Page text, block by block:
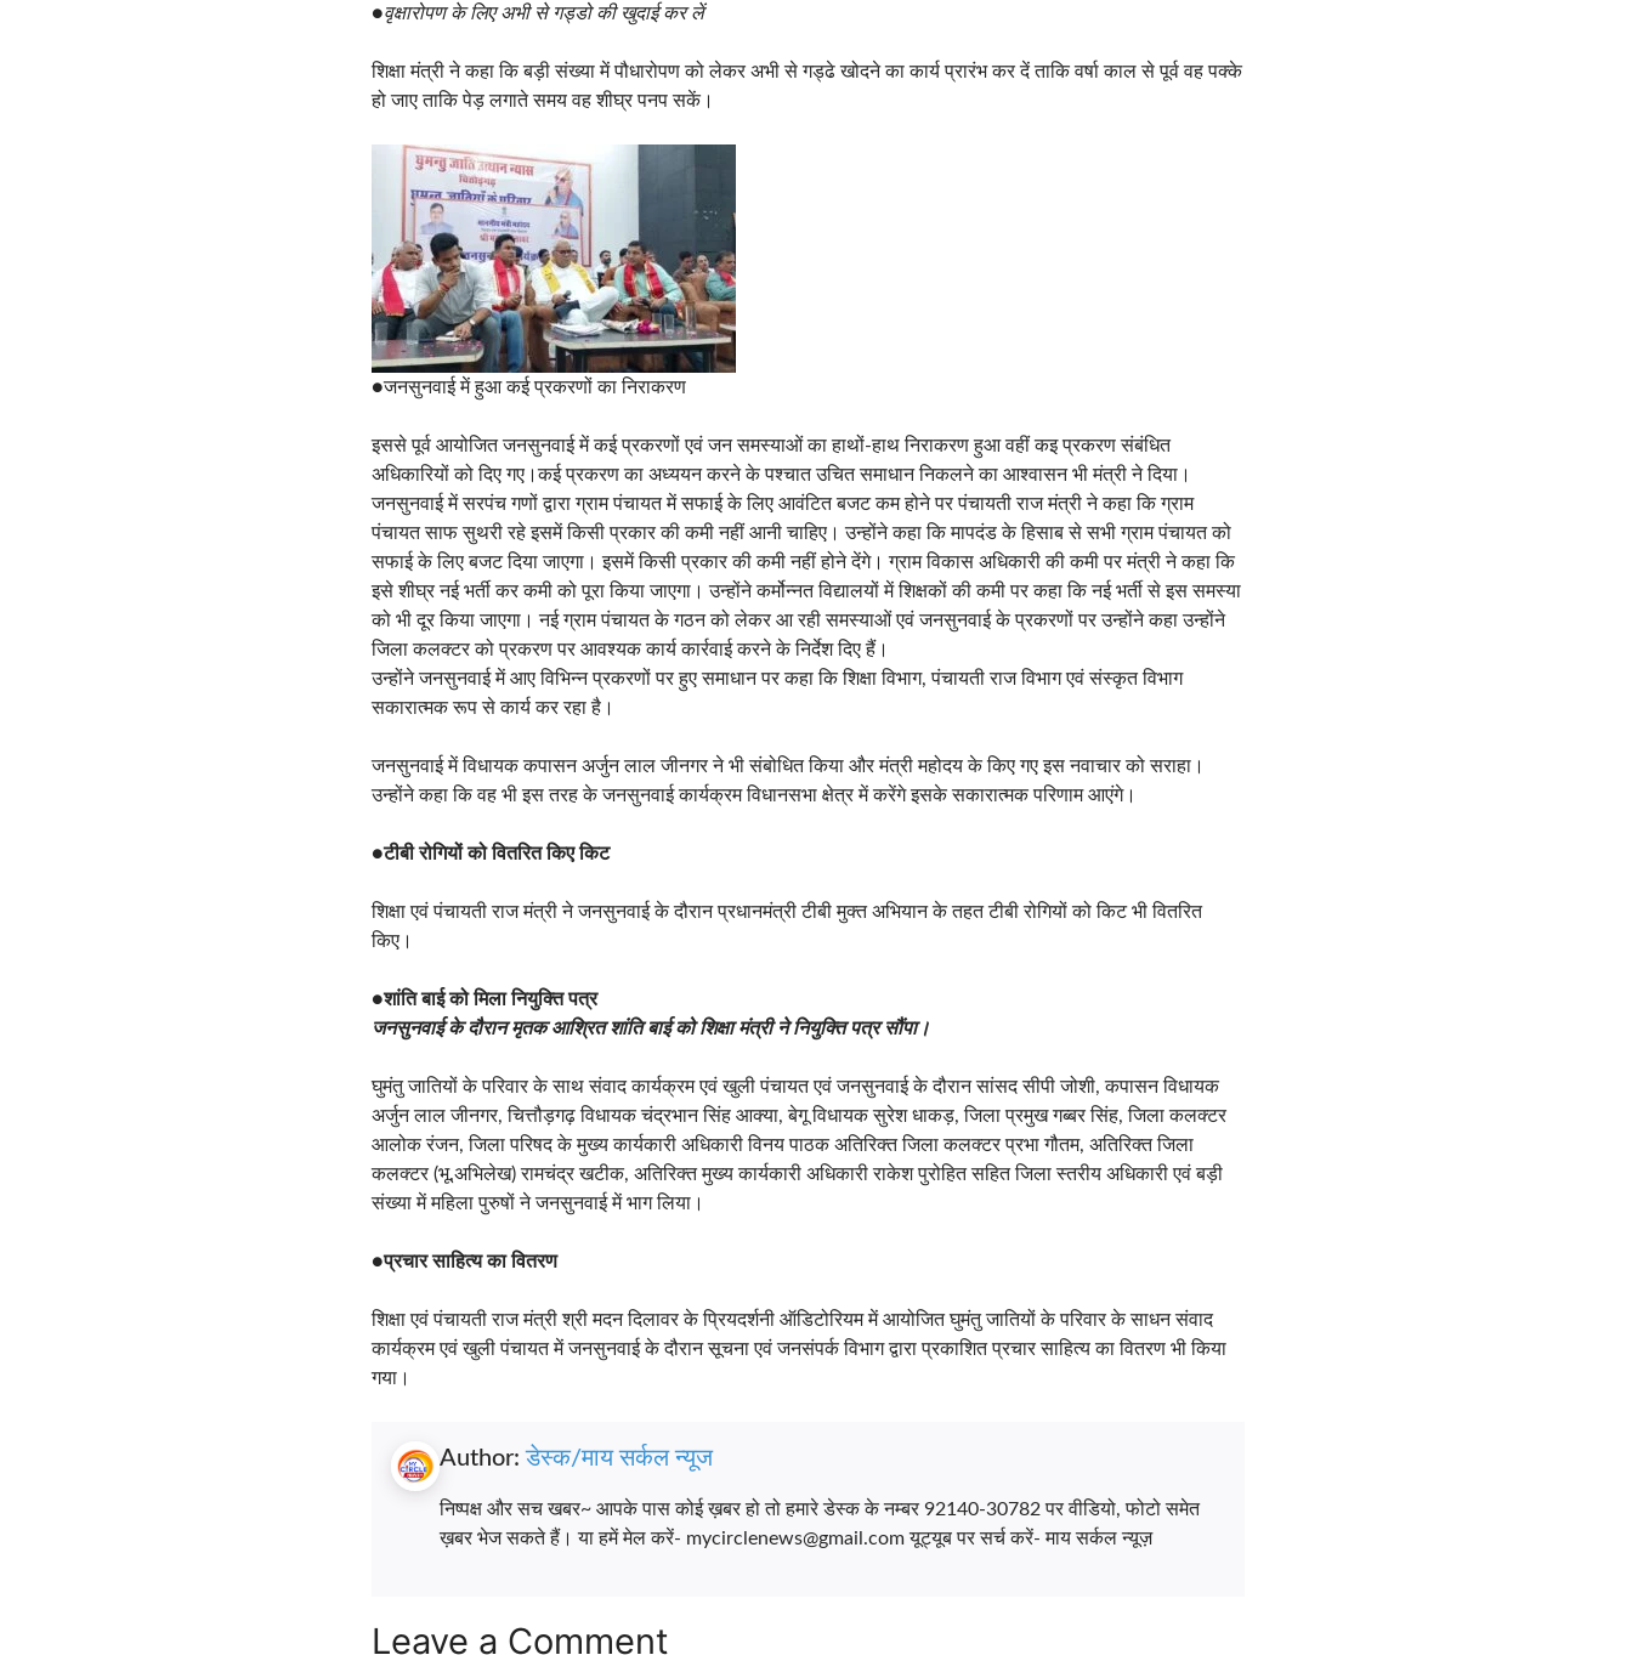
●वृक्षारोपण के लिए अभी से गड्डो की खुदाई कर लें
शिक्षा मंत्री ने कहा कि बड़ी संख्या में पौधारोपण को लेकर अभी से गड्ढे खोदने का कार्य प्रारंभ कर दें ताकि वर्षा काल से पूर्व वह पक्के
हो जाए ताकि पेड़ लगाते समय वह शीघ्र पनप सकें।
●जनसुनवाई में हुआ कई प्रकरणों का निराकरण
इससे पूर्व आयोजित जनसुनवाई में कई प्रकरणों एवं जन समस्याओं का हाथों-हाथ निराकरण हुआ वहीं कइ प्रकरण संबंधित
अधिकारियों को दिए गए।कई प्रकरण का अध्ययन करने के पश्चात उचित समाधान निकलने का आश्वासन भी मंत्री ने दिया।
जनसुनवाई में सरपंच गणों द्वारा ग्राम पंचायत में सफाई के लिए आवंटित बजट कम होने पर पंचायती राज मंत्री ने कहा कि ग्राम
पंचायत साफ सुथरी रहे इसमें किसी प्रकार की कमी नहीं आनी चाहिए। उन्होंने कहा कि मापदंड के हिसाब से सभी ग्राम पंचायत को
सफाई के लिए बजट दिया जाएगा। इसमें किसी प्रकार की कमी नहीं होने देंगे। ग्राम विकास अधिकारी की कमी पर मंत्री ने कहा कि
इसे शीघ्र नई भर्ती कर कमी को पूरा किया जाएगा। उन्होंने कर्मोन्नत विद्यालयों में शिक्षकों की कमी पर कहा कि नई भर्ती से इस समस्या
को भी दूर किया जाएगा। नई ग्राम पंचायत के गठन को लेकर आ रही समस्याओं एवं जनसुनवाई के प्रकरणों पर उन्होंने कहा उन्होंने
जिला कलक्टर को प्रकरण पर आवश्यक कार्य कार्रवाई करने के निर्देश दिए हैं।
उन्होंने जनसुनवाई में आए विभिन्न प्रकरणों पर हुए समाधान पर कहा कि शिक्षा विभाग, पंचायती राज विभाग एवं संस्कृत विभाग
सकारात्मक रूप से कार्य कर रहा है।
जनसुनवाई में विधायक कपासन अर्जुन लाल जीनगर ने भी संबोधित किया और मंत्री महोदय के किए गए इस नवाचार को सराहा।
उन्होंने कहा कि वह भी इस तरह के जनसुनवाई कार्यक्रम विधानसभा क्षेत्र में करेंगे इसके सकारात्मक परिणाम आएंगे।
●टीबी रोगियों को वितरित किए किट
शिक्षा एवं पंचायती राज मंत्री ने जनसुनवाई के दौरान प्रधानमंत्री टीबी मुक्त अभियान के तहत टीबी रोगियों को किट भी वितरित
किए।
●शांति बाई को मिला नियुक्ति पत्र
जनसुनवाई के दौरान मृतक आश्रित शांति बाई को शिक्षा मंत्री ने नियुक्ति पत्र सौंपा।
घुमंतु जातियों के परिवार के साथ संवाद कार्यक्रम एवं खुली पंचायत एवं जनसुनवाई के दौरान सांसद सीपी जोशी, कपासन विधायक
अर्जुन लाल जीनगर, चित्तौड़गढ़ विधायक चंद्रभान सिंह आक्या, बेगू विधायक सुरेश धाकड़, जिला प्रमुख गब्बर सिंह, जिला कलक्टर
आलोक रंजन, जिला परिषद के मुख्य कार्यकारी अधिकारी विनय पाठक अतिरिक्त जिला कलक्टर प्रभा गौतम, अतिरिक्त जिला
कलक्टर (भू.अभिलेख) रामचंद्र खटीक, अतिरिक्त मुख्य कार्यकारी अधिकारी राकेश पुरोहित सहित जिला स्तरीय अधिकारी एवं बड़ी
संख्या में महिला पुरुषों ने जनसुनवाई में भाग लिया।
●प्रचार साहित्य का वितरण
शिक्षा एवं पंचायती राज मंत्री श्री मदन दिलावर के प्रियदर्शनी ऑडिटोरियम में आयोजित घुमंतु जातियों के परिवार के साधन संवाद
कार्यक्रम एवं खुली पंचायत में जनसुनवाई के दौरान सूचना एवं जनसंपर्क विभाग द्वारा प्रकाशित प्रचार साहित्य का वितरण भी किया
गया।
Author:डेस्क/माय सर्कल न्यूज
निष्पक्ष और सच खबर~ आपके पास कोई ख़बर हो तो हमारे डेस्क के नम्बर 92140-30782 पर वीडियो, फोटो समेत
ख़बर भेज सकते हैं। या हमें मेल करें- mycirclenews@gmail.com यूट्यूब पर सर्च करें- माय सर्कल न्यूज़
Leave a Comment